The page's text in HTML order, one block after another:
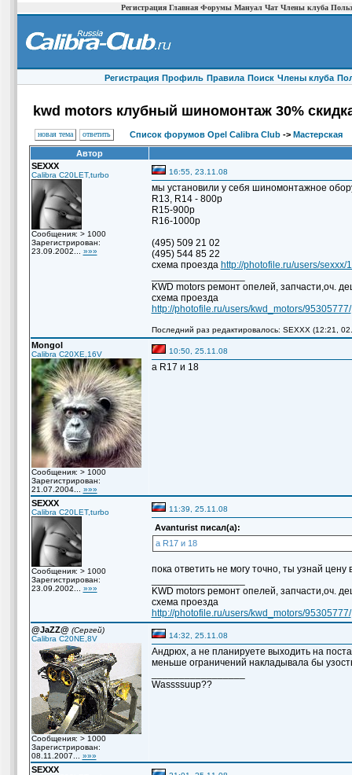
Регистрация Главная Форумы Мануал Чат Члены клуба
Регистрация Профиль Правила Поиск Члены клуба
kwd motors клубный шиномонтаж 30%
новая тема ответить Список форумов Opel Calibra Club-> Мастерская
Автор
SEXXX
Calibra C20LET,turbo
Сообщения: > 1000
Зарегистрирован:
23.09.2002... »»»
16:55, 23.11.08
мы установили у себя шиномонтажное
R13, R14 - 800р
R15-900р
R16-1000р
(495) 509 21 02
(495) 544 85 22
схема проезда http://photofile.ru/users/
KWD motors ремонт опелей, запчасти,оч.
схема проезда
http://photofile.ru/users/kwd_motors/95305777/
Последний раз редактировалось: SEXXX (12:21,
Mongol
Calibra C20XE,16V
Сообщения: > 1000
Зарегистрирован:
21.07.2004... »»»
10:50, 25.11.08
а R17 и 18
SEXXX
Calibra C20LET,turbo
Сообщения: > 1000
Зарегистрирован:
23.09.2002... »»»
11:39, 25.11.08
Avanturist писал(а):
а R17 и 18
пока ответить не могу точно, ты узнай
KWD motors ремонт опелей, запчасти,оч.
схема проезда
http://photofile.ru/users/kwd_motors/95305777/
@JaZZ@ (Сергей)
Calibra C20NE,8V
Сообщения: > 1000
Зарегистрирован:
08.11.2007... »»»
14:32, 25.11.08
Андрюх, а не планируете выходить на
меньше ограничений накладывала бы
Wassssuup??
SEXXX